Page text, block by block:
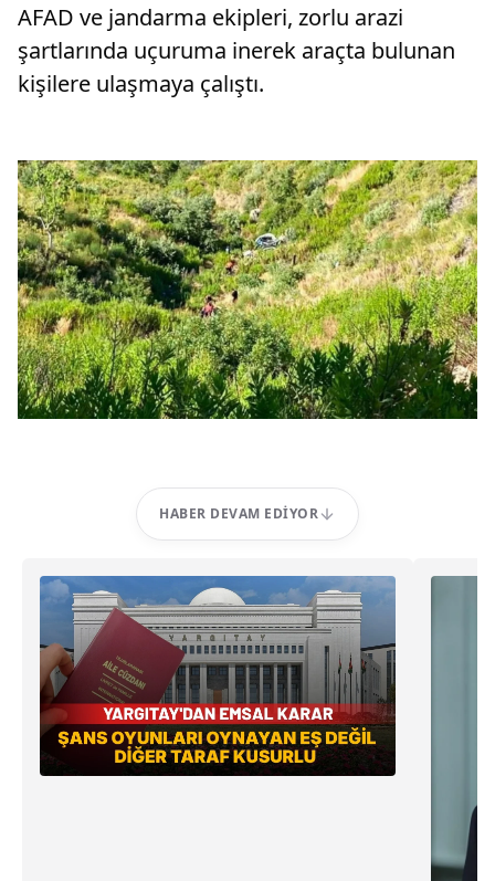
AFAD ve jandarma ekipleri, zorlu arazi
şartlarında uçuruma inerek araçta bulunan
kişilere ulaşmaya çalıştı.
HABER DEVAM EDIYOR